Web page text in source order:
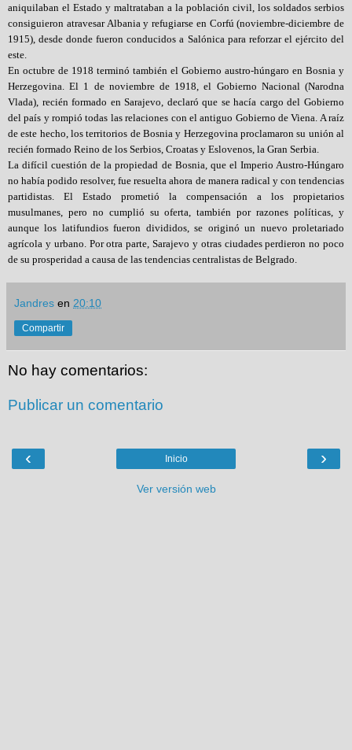
aniquilaban el Estado y maltrataban a la población civil, los soldados serbios
consiguieron atravesar Albania y refugiarse en Corfú (noviembre-diciembre de
1915), desde donde fueron conducidos a Salónica para reforzar el ejército del
este.
En octubre de 1918 terminó también el Gobierno austro-húngaro en Bosnia y
Herzegovina. El 1 de noviembre de 1918, el Gobierno Nacional (Narodna
Vlada), recién formado en Sarajevo, declaró que se hacía cargo del Gobierno
del país y rompió todas las relaciones con el antiguo Gobierno de Viena. A raíz
de este hecho, los territorios de Bosnia y Herzegovina proclamaron su unión al
recién formado Reino de los Serbios, Croatas y Eslovenos, la Gran Serbia.
La difícil cuestión de la propiedad de Bosnia, que el Imperio Austro-Húngaro
no había podido resolver, fue resuelta ahora de manera radical y con tendencias
partidistas. El Estado prometió la compensación a los propietarios
musulmanes, pero no cumplió su oferta, también por razones políticas, y
aunque los latifundios fueron divididos, se originó un nuevo proletariado
agrícola y urbano. Por otra parte, Sarajevo y otras ciudades perdieron no poco
de su prosperidad a causa de las tendencias centralistas de Belgrado.
Jandres en 20:10
Compartir
No hay comentarios:
Publicar un comentario
‹ ›
Inicio
Ver versión web